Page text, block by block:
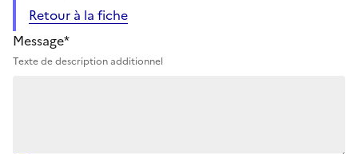
Retour à la fiche
Message*
Texte de description additionnel